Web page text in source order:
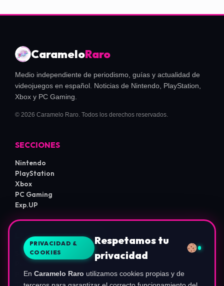
CarameloRaro
Medio independiente de periodismo, guías y actualidad de
videojuegos en español. Noticias de Nintendo, PlayStation,
Xbox y PC Gaming.
© 2026 Caramelo Raro. Todos los derechos reservados.
SECCIONES
Nintendo
PlayStation
Xbox
PC Gaming
Exp.UP
LEGAL E INFORMACIÓN
Sobre Nosotros
Política de Privacidad
Política de Cookies
PRIVACIDAD &
COOKIES
Respetamos tu
privacidad
En Caramelo Raro utilizamos cookies propias y de